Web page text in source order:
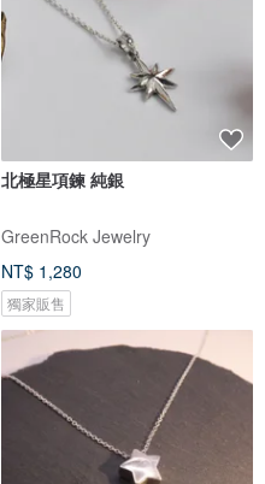
北極星項鍊 純銀
GreenRock Jewelry
NT$ 1,280
獨家販售